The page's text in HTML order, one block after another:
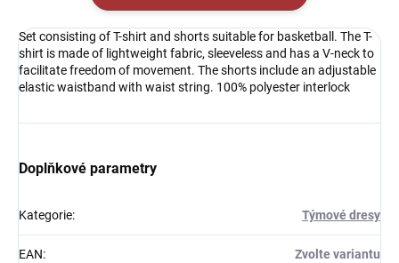
Set consisting of T-shirt and shorts suitable for basketball. The T-
shirt is made of lightweight fabric, sleeveless and has a V-neck to
facilitate freedom of movement. The shorts include an adjustable
elastic waistband with waist string. 100% polyester interlock
Doplňkové parametry
Kategorie: Týmové dresy
EAN: Zvolte variantu